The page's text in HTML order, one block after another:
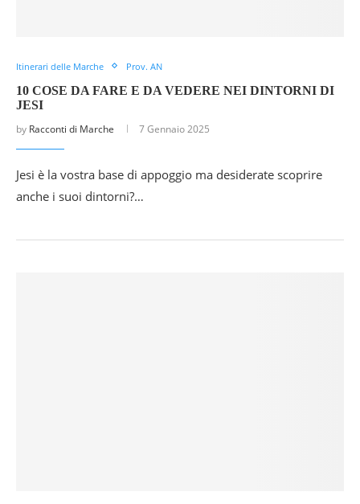
Itinerari delle Marche Prov. AN
10 COSE DA FARE E DA VEDERE NEI DINTORNI DI
JESI
by Racconti di Marche 7 Gennaio 2025
Jesi è la vostra base di appoggio ma desiderate scoprire
anche i suoi dintorni?…